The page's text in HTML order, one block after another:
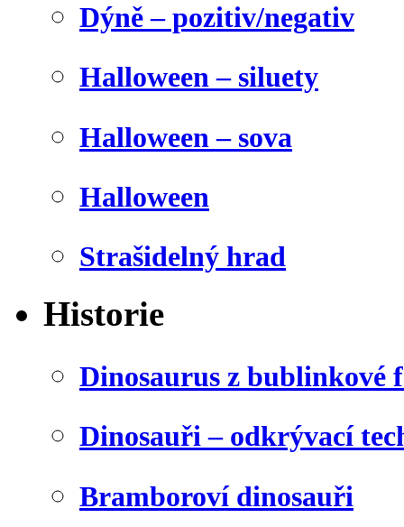
Dýně – pozitiv/negativ
Halloween – siluety
Halloween – sova
Halloween
Strašidelný hrad
Historie
Dinosaurus z bublinkové
Dinosauři – odkrývací
Bramboroví dinosauři